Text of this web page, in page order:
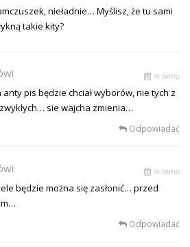
nieładnie… Myślisz, że tu sami
takie kity?
% temu
pis będzie chciał wyborów, nie tych z
sie wajcha zmienia…
Odpowiadać
% temu
będzie można się zasłonić… przed
Odpowiadać